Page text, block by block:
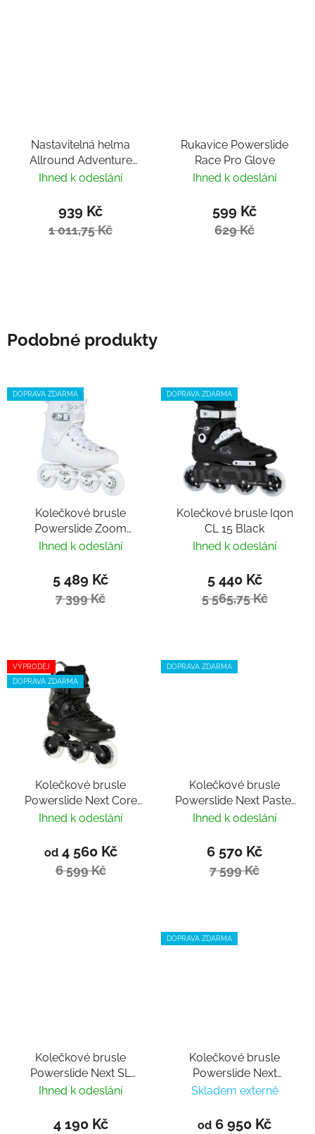
Nastavitelná helma
Allround Adventure
Fondant Pink
Ihned k odeslání
939 Kč
1 011,75 Kč
Rukavice Powerslide
Race Pro Glove
Ihned k odeslání
599 Kč
629 Kč
Podobné produkty
DOPRAVA ZDARMA
Kolečkové brusle
Powerslide Zoom
Torelli Pro 80
Ihned k odeslání
5 489 Kč
7 399 Kč
DOPRAVA ZDARMA
Kolečkové brusle Iqon
CL 15 Black
Ihned k odeslání
5 440 Kč
5 565,75 Kč
VÝPRODEJ
DOPRAVA ZDARMA
Kolečkové brusle
Powerslide Next Core
Black 100 Trinity
Ihned k odeslání
od4 560 Kč
6 599 Kč
DOPRAVA ZDARMA
Kolečkové brusle
Powerslide Next Pastel
100
Ihned k odeslání
6 570 Kč
7 599 Kč
Kolečkové brusle
Powerslide Next SL
Black 110
Ihned k odeslání
4 190 Kč
DOPRAVA ZDARMA
Kolečkové brusle
Powerslide Next
Charcoal 110 Trinity
Skladem externě
od 6 950 Kč